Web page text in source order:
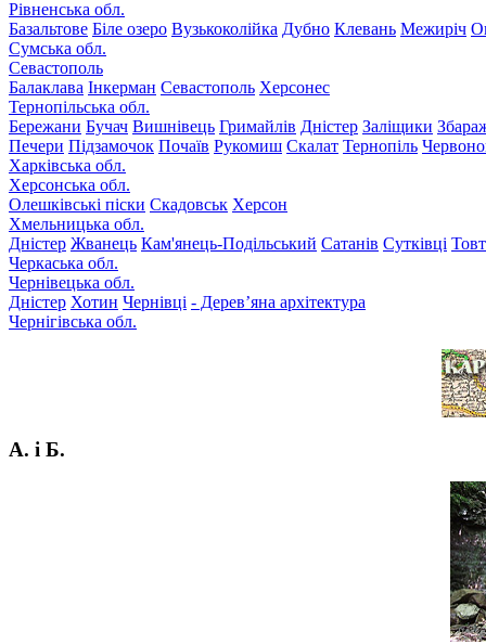
Рівненська обл.
Базальтове Біле озеро Вузькоколійка Дубно Клевань Межиріч
Сумська обл.
Севастополь
Балаклава Інкерман Севастополь Херсонес
Тернопільська обл.
Бережани Бучач Вишнівець Гримайлів Дністер Заліщики
Печери Підзамочок Почаїв Рукомиш Скалат Тернопіль
Харківська обл.
Херсонська обл.
Олешківські піски Скадовськ Херсон
Хмельницька обл.
Дністер Жванець Кам'янець-Подільський Сатанів Сутківці
Черкаська обл.
Чернівецька обл.
Дністер Хотин Чернівці - Дерев’яна архітектура
Чернігівська обл.
А. і Б.